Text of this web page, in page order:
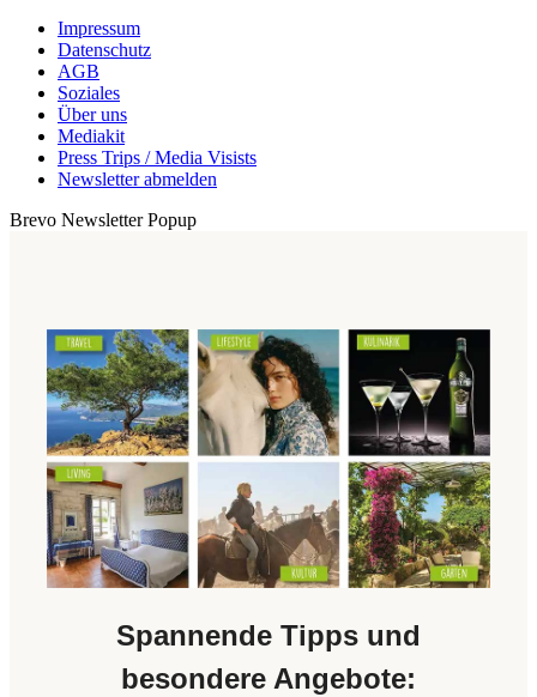
Impressum
Datenschutz
AGB
Soziales
Über uns
Mediakit
Press Trips / Media Visists
Newsletter abmelden
Brevo Newsletter Popup